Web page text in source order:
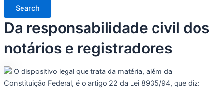
Search
Da responsabilidade civil dos
notários e registradores
O dispositivo legal que trata da matéria, além da
Constituição Federal, é o artigo 22 da Lei 8935/94, que diz: